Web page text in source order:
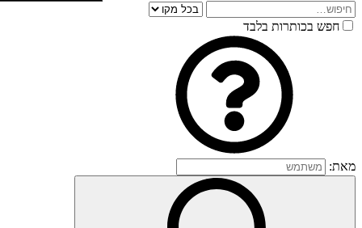
חפש בכותרות בלבד
מאת: